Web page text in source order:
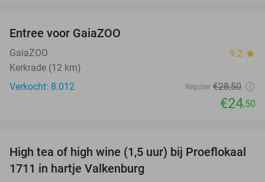
Entree voor GaiaZOO
GaiaZOO 9.2 star
Kerkrade (12 km)
Verkocht: 8.012
Regulier €28,50
€24,50
36%
High tea of high wine (1,5 uur) bij Proeflokaal
1711 in hartje Valkenburg